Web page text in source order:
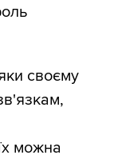
своєму
можна